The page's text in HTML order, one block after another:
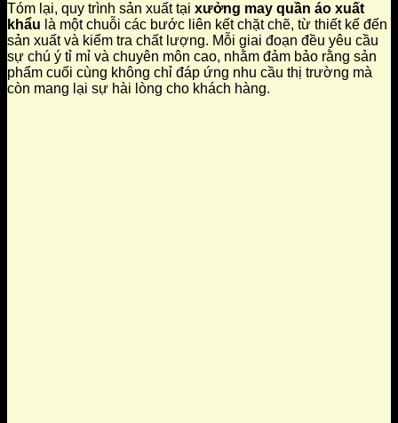
Tóm lại, quy trình sản xuất tại xưởng may quần áo xuất
khẩu là một chuỗi các bước liên kết chặt chẽ, từ thiết kế đến
sản xuất và kiểm tra chất lượng. Mỗi giai đoạn đều yêu cầu
sự chú ý tỉ mỉ và chuyên môn cao, nhằm đảm bảo rằng sản
phẩm cuối cùng không chỉ đáp ứng nhu cầu thị trường mà
còn mang lại sự hài lòng cho khách hàng.